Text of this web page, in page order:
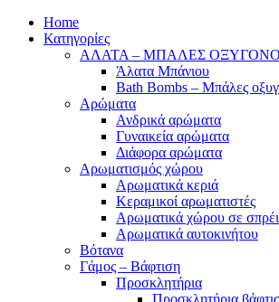
Home
Κατηγορίες
ΑΛΑΤΑ – ΜΠΑΛΕΣ
Άλατα Μπάνιου
Bath Bombs – Μπάλες
Αρώματα
Ανδρικά αρώματα
Γυναικεία αρώματα
Διάφορα αρώματα
Αρωματισμός χώρου
Αρωματικά κεριά
Kεραμικοί αρωματιστές
Αρωματικά χώρου σε σπρέι
Aρωματικά αυτοκινήτου
Βότανα
Γάμος – Βάφτιση
Προσκλητήρια
Προσκλητήρια